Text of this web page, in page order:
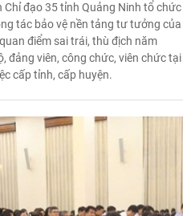
đạo 35 tỉnh Quảng Ninh tổ chức
tác bảo vệ nền tảng tư tưởng của
điểm sai trái, thù địch năm
đảng viên, công chức, viên chức tại
cấp tỉnh, cấp huyện.